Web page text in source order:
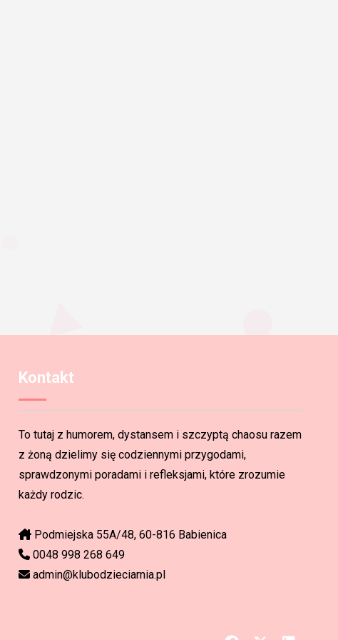
Kontakt
To tutaj z humorem, dystansem i szczyptą chaosu razem
z żoną dzielimy się codziennymi przygodami,
sprawdzonymi poradami i refleksjami, które zrozumie
każdy rodzic.
Podmiejska 55A/48, 60-816 Babienica
0048 998 268 649
admin@klubodzieciarnia.pl